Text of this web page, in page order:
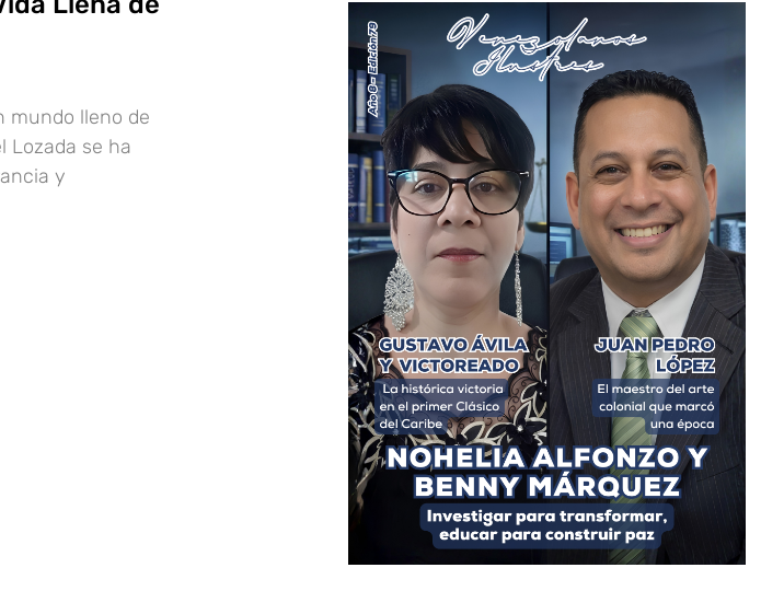
mundo lleno de
Lozada se ha
y